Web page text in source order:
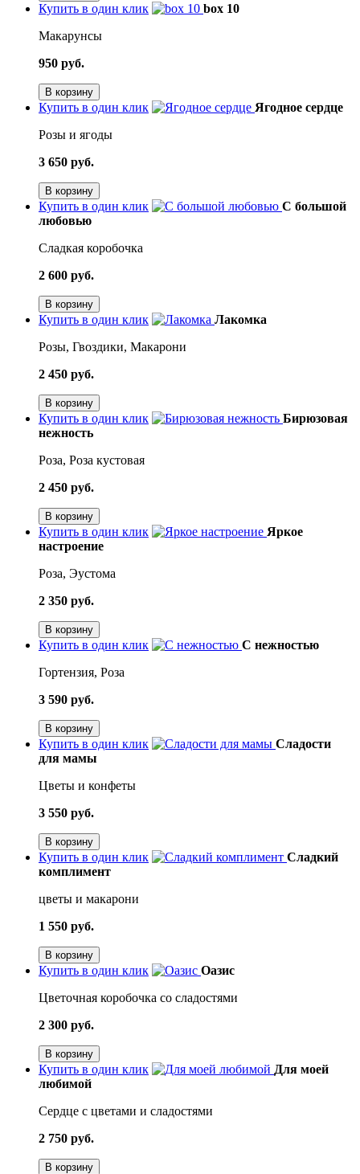
Купить в один клик
box 10
Макарунсы
950 руб.
В корзину
Купить в один клик
Ягодное сердце
Розы и ягоды
3 650 руб.
В корзину
Купить в один клик
С большой
любовью
Сладкая коробочка
2 600 руб.
В корзину
Купить в один клик
Лакомка
Розы, Гвоздики, Макарони
2 450 руб.
В корзину
Купить в один клик
Бирюзовая
нежность
Роза, Роза кустовая
2 450 руб.
В корзину
Купить в один клик
Яркое
настроение
Роза, Эустома
2 350 руб.
В корзину
Купить в один клик
С нежностью
Гортензия, Роза
3 590 руб.
В корзину
Купить в один клик
Сладости
для мамы
Цветы и конфеты
3 550 руб.
В корзину
Купить в один клик
Сладкий
комплимент
цветы и макарони
1 550 руб.
В корзину
Купить в один клик
Оазис
Цветочная коробочка со сладостями
2 300 руб.
В корзину
Купить в один клик
Для моей
любимой
Сердце с цветами и сладостями
2 750 руб.
В корзину